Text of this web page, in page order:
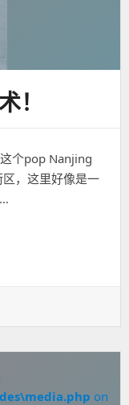
！
个pop Nanjing
，这里好像是一
！
on